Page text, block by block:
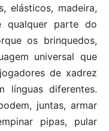
elásticos, madeira,
parte do
os brinquedos,
universal que
de xadrez
línguas diferentes.
juntas, armar
pipas, pular